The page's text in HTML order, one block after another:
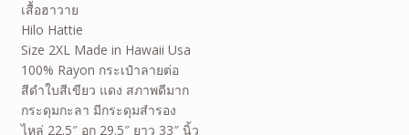
เสื้อฮาวาย
Hilo Hattie
Size 2XL Made in Hawaii Usa
100% Rayon กระเป๋าลายต่อ
สีดำใบสีเขียว แดง สภาพดีมาก
กระดุมกะลา มีกระดุมสำรอง
ไหล่ 22.5″ อก 29.5″ ยาว 33″ นิ้ว